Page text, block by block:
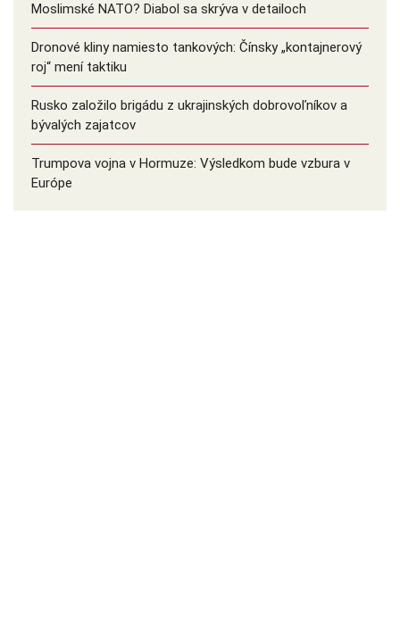
Moslimské NATO? Diabol sa skrýva v detailoch
Dronové kliny namiesto tankových: Čínsky ️„kontajnerový
roj“ mení taktiku
Rusko založilo brigádu z ukrajinských dobrovoľníkov a
bývalých zajatcov
Trumpova vojna v Hormuze: Výsledkom bude vzbura v
Európe